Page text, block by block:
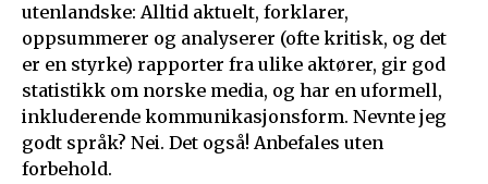
utenlandske: Alltid aktuelt, forklarer,
oppsummerer og analyserer (ofte kritisk, og det
er en styrke) rapporter fra ulike aktører, gir god
statistikk om norske media, og har en uformell,
inkluderende kommunikasjonsform. Nevnte jeg
godt språk? Nei. Det også! Anbefales uten
forbehold.